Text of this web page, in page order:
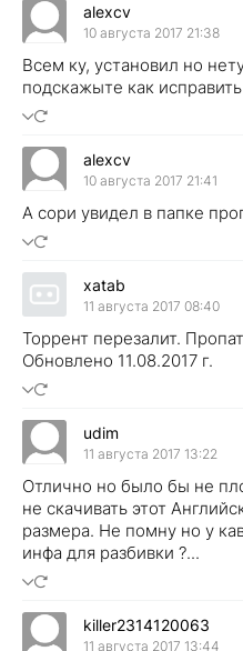
alexcv
10 августа 2017 21:38
Всем ку, установил но
подскажыте как исправить
alexcv
10 августа 2017 21:41
А сори увидел в папке
xatab
11 августа 2017 08:40
Торрент перезалит.
Обновлено 11.08.2017 г.
udim
11 августа 2017 13:22
Отлично но было бы не
не скачивать этот
размера. Не помну но у
инфа для разбивки ?...
killer2314120063
11 августа 2017 13:44